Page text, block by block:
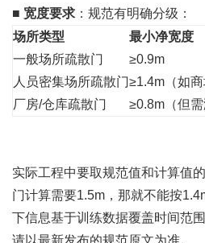
■ 宽度要求 ：规范有明确分级：
场所类型
最小净宽度
一般场所疏散门
≥0.9m
人员密集场所疏散门≥1.4m（如商
厂房/仓库疏散门
≥0.8m（但需
实际工程中要取规范值和计算值
门计算需要1.5m，那就不能按
下信息基于训练数据覆盖时间范
请以最新发布的规范原文为准。